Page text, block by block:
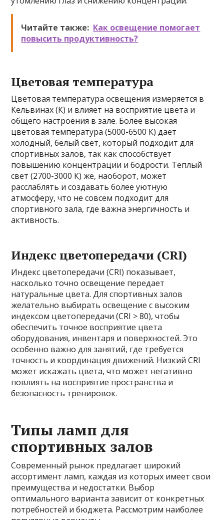
Читайте также: Как освещение помогает
повысить продуктивность?
Цветовая температура
Цветовая температура освещения измеряется в
Кельвинах (К) и влияет на восприятие цвета и
общего настроения в зале. Более высокая
цветовая температура (5000-6500 К) дает
холодный, белый свет, который подходит для
спортивных залов, так как способствует
повышению концентрации и бодрости. Теплый
свет (2700-3000 К) же, наоборот, может
расслаблять и создавать более уютную
атмосферу, что не совсем подходит для
спортивного зала, где важна энергичность и
активность.
Индекс цветопередачи (CRI)
Индекс цветопередачи (CRI) показывает,
насколько точно освещение передает
натуральные цвета. Для спортивных залов
желательно выбирать освещение с высоким
индексом цветопередачи (CRI > 80), чтобы
обеспечить точное восприятие цвета
оборудования, инвентаря и поверхностей. Это
особенно важно для занятий, где требуется
точность и координация движений. Низкий CRI
может искажать цвета, что может негативно
повлиять на восприятие пространства и
безопасность тренировок.
Типы ламп для
спортивных залов
Современный рынок предлагает широкий
ассортимент ламп, каждая из которых имеет свои
преимущества и недостатки. Выбор
оптимального варианта зависит от конкретных
потребностей и бюджета. Рассмотрим наиболее